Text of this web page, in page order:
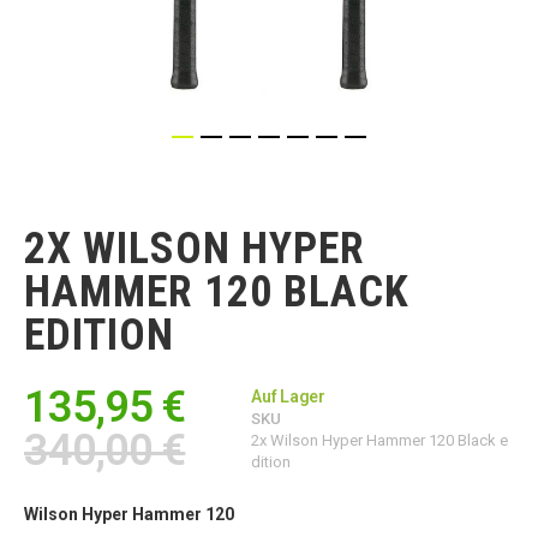
Bildgalerie
springen
2X WILSON HYPER
HAMMER 120 BLACK
EDITION
135,95 €
340,00 €
Auf Lager
SKU
2x Wilson Hyper Hammer 120 Black e
dition
Wilson Hyper Hammer 120